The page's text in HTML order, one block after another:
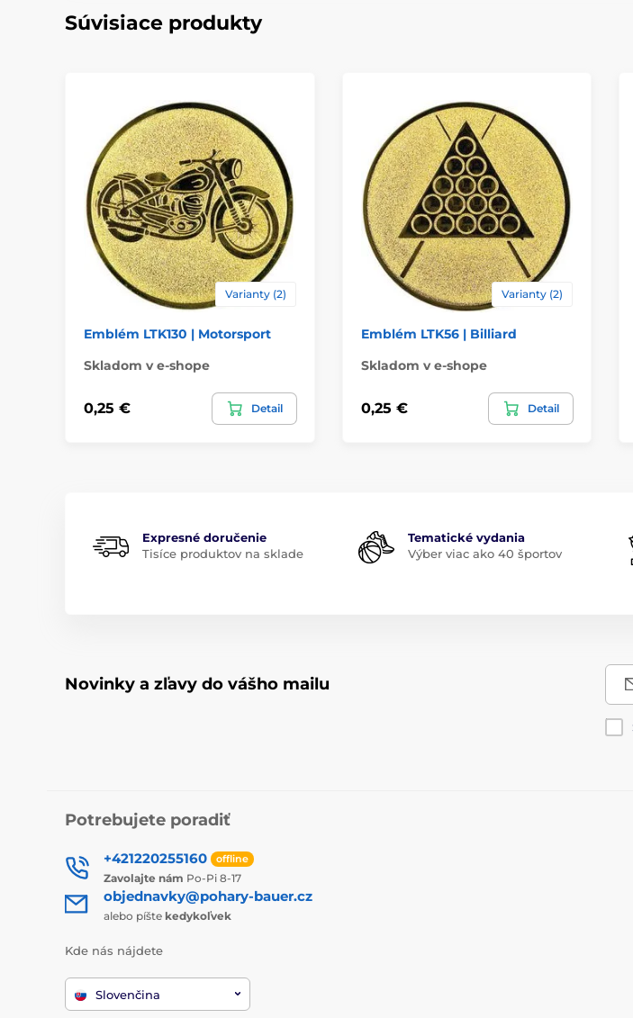
Súvisiace produkty
Varianty (2)
Emblém LTK130 | Motorsport
Skladom v e-shope
0,25 € Detail
Varianty (2)
Emblém LTK56 | Billiard
Skladom v e-shope
0,25 € Detail
Expresné doručenie
Tisíce produktov na sklade
Tematické vydania
Výber viac ako 40 športov
Novinky a zľavy do vášho mailu
Potrebujete poradiť
+421220255160 offline
Zavolajte nám Po-Pi 8-17
objednavky@pohary-bauer.cz
alebo píšte kedykoľvek
Kde nás nájdete
Slovenčina